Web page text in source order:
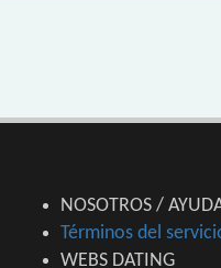
NOSOTROS /
Términos del
WEBS DATING